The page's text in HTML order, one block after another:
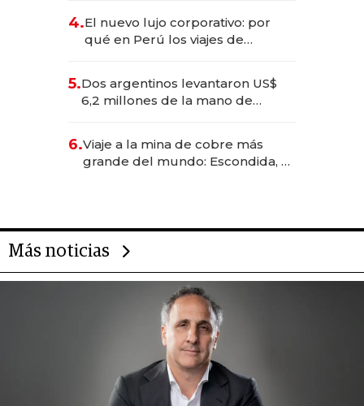
4.El nuevo lujo corporativo: por
qué en Perú los viajes de
para convertirse en experiencias
transformadoras
5.Dos argentinos levantaron US$
6,2 millones de la mano de
6.Viaje a la mina de cobre más
grande del mundo: Escondida, el
Más noticias